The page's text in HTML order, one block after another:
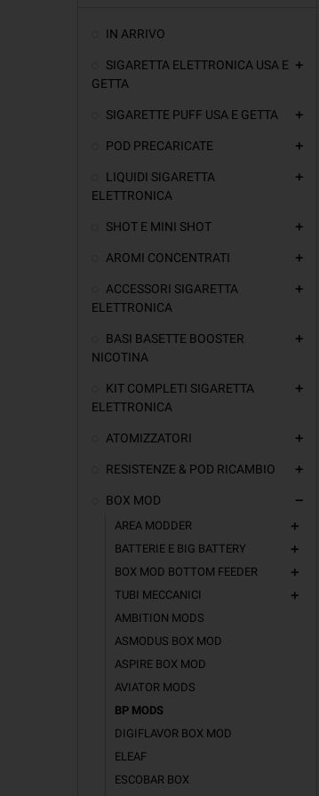
IN ARRIVO
SIGARETTA ELETTRONICA USA E
GETTA
add
SIGARETTE PUFF USA E GETTA add
POD PRECARICATE add
LIQUIDI SIGARETTA
ELETTRONICA
add
SHOT E MINI SHOT add
AROMI CONCENTRATI add
ACCESSORI SIGARETTA
ELETTRONICA
add
BASI BASETTE BOOSTER
NICOTINA
add
KIT COMPLETI SIGARETTA
ELETTRONICA
add
ATOMIZZATORI add
RESISTENZE & POD RICAMBIO add
BOX MOD remove
AREA MODDER add
BATTERIE E BIG BATTERY add
BOX MOD BOTTOM FEEDER add
TUBI MECCANICI add
AMBITION MODS
ASMODUS BOX MOD
ASPIRE BOX MOD
AVIATOR MODS
BP MODS
DIGIFLAVOR BOX MOD
ELEAF
ESCOBAR BOX